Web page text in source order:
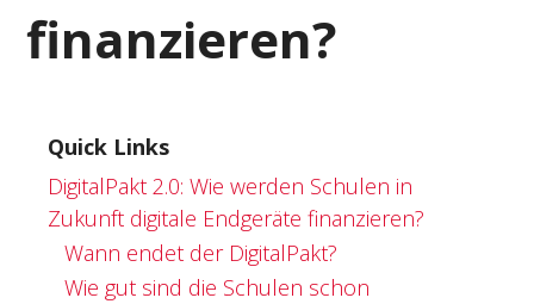
finanzieren?
Quick Links
DigitalPakt 2.0: Wie werden Schulen in
Zukunft digitale Endgeräte finanzieren?
Wann endet der DigitalPakt?
Wie gut sind die Schulen schon